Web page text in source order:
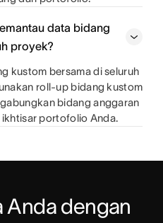
data bidang
proyek?
kustom bersama di seluruh
roll-up bidang kustom
bidang anggaran
portofolio Anda.
Anda dengan